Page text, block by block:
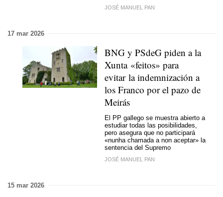
JOSÉ MANUEL PAN
17 mar 2026
BNG y PSdeG piden a la
Xunta «feitos» para
evitar la indemnización a
los Franco por el pazo de
Meirás
El PP gallego se muestra abierto a
estudiar todas las posibilidades,
pero asegura que no participará
«nunha chamada a non aceptar» la
sentencia del Supremo
JOSÉ MANUEL PAN
15 mar 2026